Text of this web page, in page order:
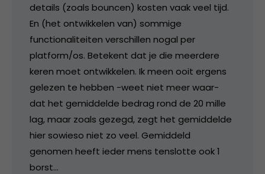
details (zoals bouncen) kosten vaak veel tijd.
En (het ontwikkelen van) sommige
functionaliteiten verschillen nogal per
platform/os. Betekent dat je die meerdere
keren moet ontwikkelen. Ik meen ooit ergens
gelezen te hebben -weet niet meer waar-
dat het gemiddelde bedrag rond de 20 mille
lag, maar zoals gezegd, zegt het gemiddelde
hier sowieso niet zo veel. Gemiddeld
genomen heeft ieder mens tenslotte ook 1
borst…